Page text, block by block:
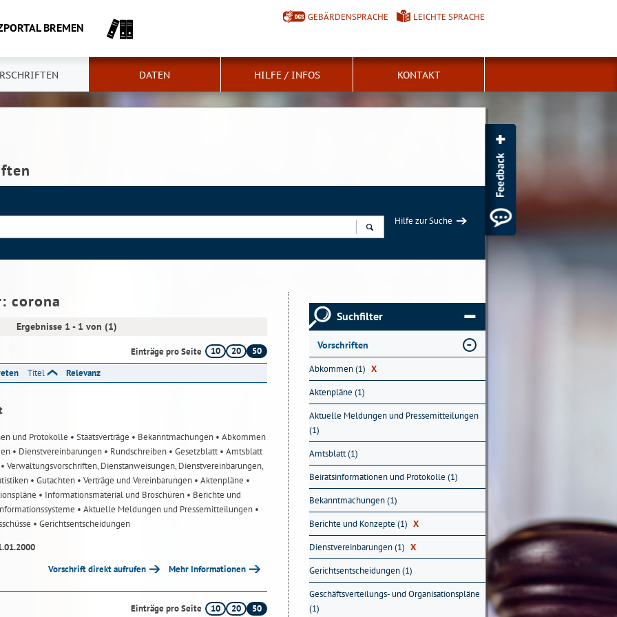
BREMEN
GEBÄRDENSPRACHE LEICHTE SPRACHE
DATEN HILFE / INFOS KONTAKT
Hilfe zur Suche
corona
Ergebnisse 1 - 1 von (1)
Einträge pro Seite 10 20
50
Titel Relevanz
und Protokolle • Staatsverträge • Bekanntmachungen • Abkommen
• Dienstvereinbarungen • Rundschreiben • Gesetzblatt• Amtsblatt
• Verwaltungsvorschriften, Dienstanweisungen, Dienstvereinbarungen,
• Gutachten • Verträge und Vereinbarungen • Aktenpläne •
• Informationsmaterial und Broschüren • Berichte und
• Aktuelle Meldungen und Pressemitteilungen •
• Gerichtsentscheidungen
Vorschrift direkt aufrufen
Mehr Informationen
Einträge pro Seite 10 20 50
Suchfilter
Vorschriften
Abkommen (1) X
Aktenpläne (1)
Aktuelle Meldungen und Pressemitteilungen
(1)
Amtsblatt (1)
Beiratsinformationen und Protokolle (1)
Bekanntmachungen (1)
Berichte und Konzepte (1) X
Dienstvereinbarungen (1) X
Gerichtsentscheidungen (1)
Geschäftsverteilungs- und Organisationspläne
(1)